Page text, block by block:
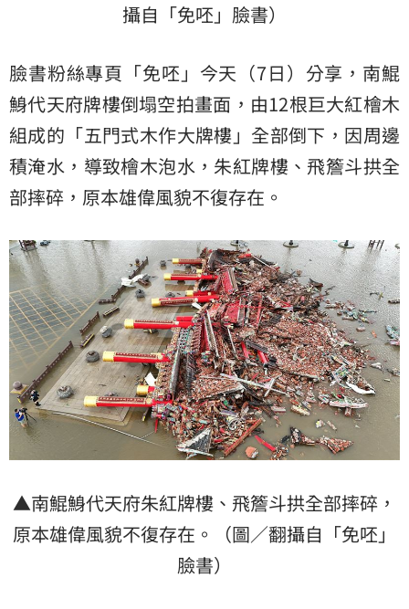
攝自「免呸」臉書）
臉書粉絲專頁「免呸」今天（7日）分享，南鯤
鯓代天府牌樓倒塌空拍畫面，由12根巨大紅檜木
組成的「五門式木作大牌樓」全部倒下，因周邊
積淹水，導致檜木泡水，朱紅牌樓、飛簷斗拱全
部摔碎，原本雄偉風貌不復存在。
▲南鯤鯓代天府朱紅牌樓、飛簷斗拱全部摔碎，
原本雄偉風貌不復存在。（圖／翻攝自「免呸」
臉書）